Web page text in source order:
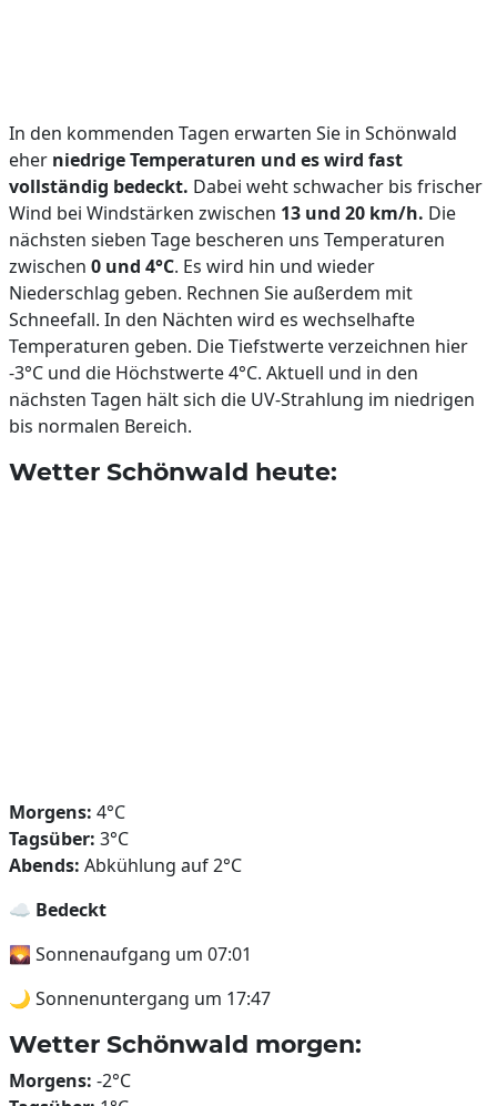
In den kommenden Tagen erwarten Sie in Schönwald
eher niedrige Temperaturen und es wird fast
vollständig bedeckt. Dabei weht schwacher bis frischer
Wind bei Windstärken zwischen 13 und 20 km/h. Die
nächsten sieben Tage bescheren uns Temperaturen
zwischen 0 und 4°C. Es wird hin und wieder
Niederschlag geben. Rechnen Sie außerdem mit
Schneefall. In den Nächten wird es wechselhafte
Temperaturen geben. Die Tiefstwerte verzeichnen hier
-3°C und die Höchstwerte 4°C. Aktuell und in den
nächsten Tagen hält sich die UV-Strahlung im niedrigen
bis normalen Bereich.
Wetter Schönwald heute:
Morgens: 4°C
Tagsüber: 3°C
Abends: Abkühlung auf 2°C
☁️ Bedeckt
🌄 Sonnenaufgang um 07:01
🌙 Sonnenuntergang um 17:47
Wetter Schönwald morgen:
Morgens: -2°C